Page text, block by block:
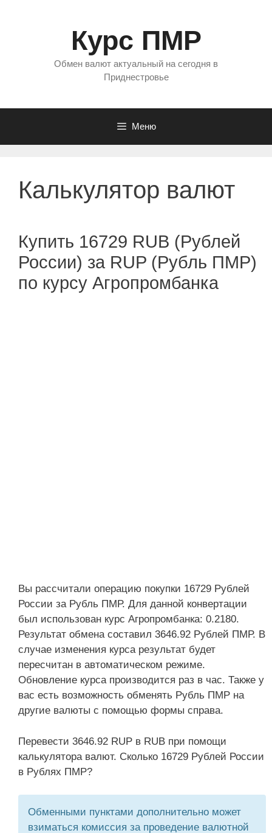
Курс ПМР
Обмен валют актуальный на сегодня в
Приднестровье
Меню
Калькулятор валют
Купить 16729 RUB (Рублей
России) за RUP (Рубль ПМР)
по курсу Агропромбанка
Вы рассчитали операцию покупки 16729 Рублей
России за Рубль ПМР. Для данной конвертации
был использован курс Агропромбанка: 0.2180.
Результат обмена составил 3646.92 Рублей ПМР. В
случае изменения курса результат будет
пересчитан в автоматическом режиме.
Обновление курса производится раз в час. Также у
вас есть возможность обменять Рубль ПМР на
другие валюты с помощью формы справа.
Перевести 3646.92 RUP в RUB при помощи
калькулятора валют. Сколько 16729 Рублей России
в Рублях ПМР?
Обменными пунктами дополнительно может
взиматься комиссия за проведение валютной